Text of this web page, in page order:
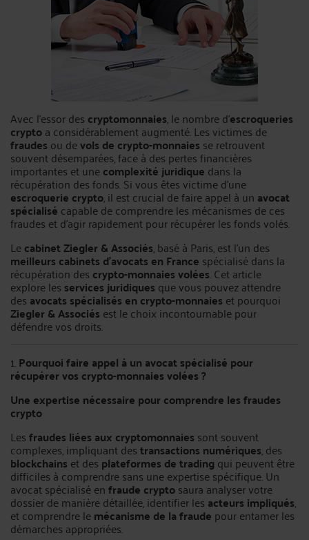
Avec l’essor des cryptomonnaies, le nombre d'escroqueries
cryptoa considérablement augmenté. Les victimes de
fraudes ou devols de crypto-monnaies se retrouvent
souvent désemparées, face à des pertes financières
importantes et unecomplexité juridique dans la
récupération des fonds. Si vous êtes victime d’une
escroquerie crypto, il est crucial de faire appel à un avocat
spécialisé capable de comprendre les mécanismes de ces
fraudes et d’agir rapidement pour récupérer les fonds volés.
Lecabinet Ziegler & Associés, basé à Paris, est l'un des
meilleurs cabinets d’avocats en France spécialisé dans la
récupération des crypto-monnaies volées. Cet article
explore les services juridiques que vous pouvez attendre
des avocats spécialisés en crypto-monnaies et pourquoi
Ziegler & Associés est le choix incontournable pour
défendre vos droits.
1.Pourquoi faire appel à un avocat spécialisé pour
récupérer vos crypto-monnaies volées ?
Une expertise nécessaire pour comprendre les fraudes
crypto
Lesfraudes liées aux cryptomonnaies sont souvent
complexes, impliquant destransactions numériques, des
blockchains et des plateformes de trading qui peuvent être
difficiles à comprendre sans une expertise spécifique. Un
avocat spécialisé enfraude cryptosaura analyser votre
dossier de manière détaillée, identifier les acteurs impliqués,
et comprendre lemécanisme de la fraude pour entamer les
démarches appropriées.